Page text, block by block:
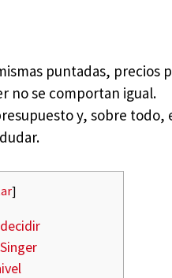
puntadas, precios
no se comportan igual.
y, sobre todo,
]